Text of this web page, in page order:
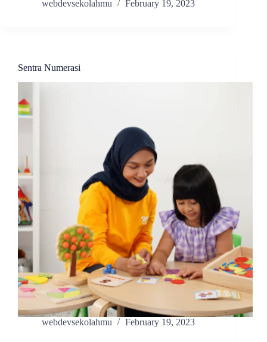
webdevsekolahmu
February 19, 2023
Sentra Numerasi
webdevsekolahmu February 19, 2023